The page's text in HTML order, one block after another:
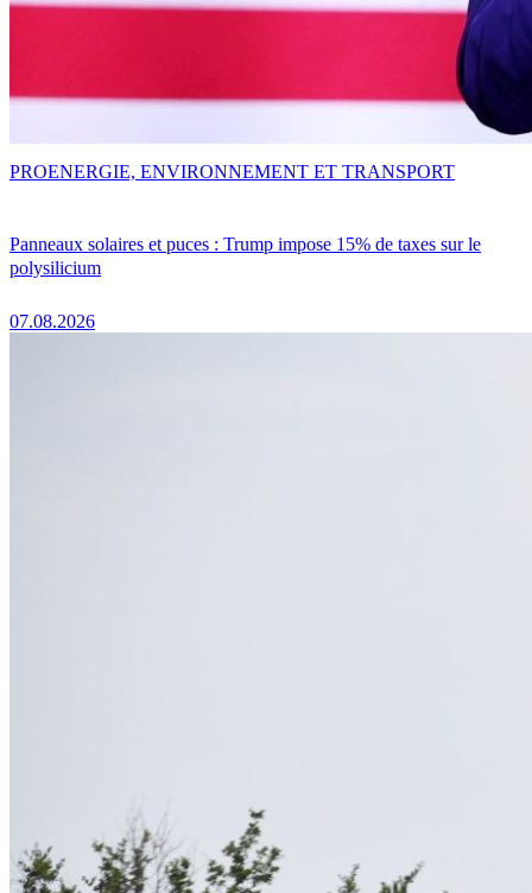
Panneaux solaires et puces : Trump impose 15% de taxes sur le
polysilicium
07.08.2026
PROENERGIE, ENVIRONNEMENT ET TRANSPORT